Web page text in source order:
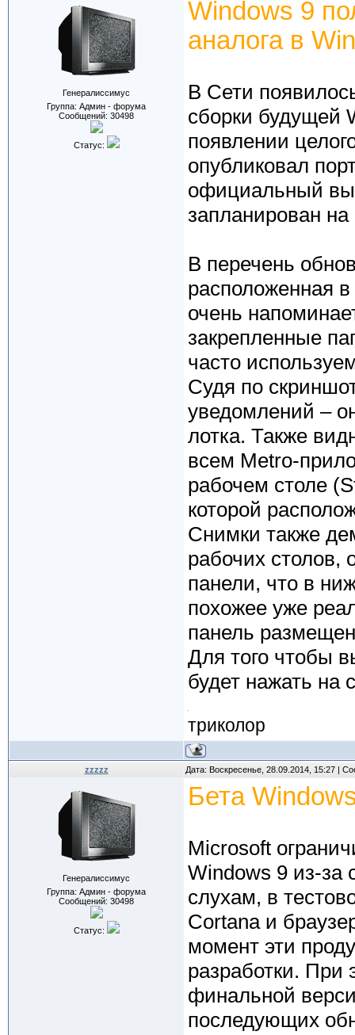
Генералиссимус
Группа: Админ - форума
Сообщений: 30498
Статус:
Windows 9
аналога в
В Сети
сборки будущей
появлении
опубликовал
официальный
запланирован
В перечень
расположенная
очень
закрепленные
часто
Судя по
уведомлений –
лотка. Также
всем Metro-
рабочем столе
которой
Снимки также
рабочих столов,
панели, что в
похожее уже
панель
Для того чтобы
будет нажать на
триколор
zzzzz Дата: Воскресенье, 28.09.2014, 15:27 |
Генералиссимус
Группа: Админ - форума
Сообщений: 30498
Статус:
Бета
Microsoft
Windows 9 из-за
слухам, в
Cortana и
момент эти
разработки. При
финальной
последующих